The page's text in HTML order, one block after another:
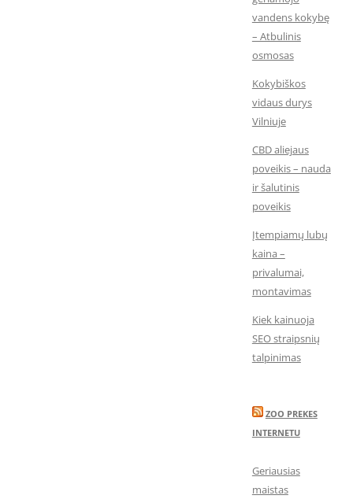
vandens kokybę
– Atbulinis
osmosas
Kokybiškos
vidaus durys
Vilniuje
CBD aliejaus
poveikis – nauda
ir šalutinis
poveikis
Įtempiamų lubų
kaina –
privalumai,
montavimas
Kiek kainuoja
SEO straipsnių
talpinimas
ZOO PREKES
INTERNETU
Geriausias
maistas